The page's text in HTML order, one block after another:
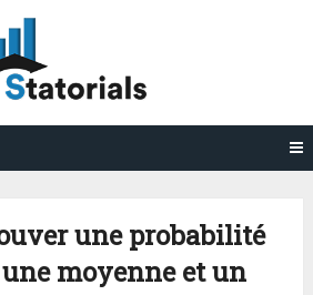
une probabilité
moyenne et un